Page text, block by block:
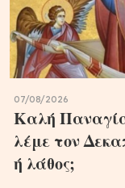
07/08/2026
Καλή
λέμε τον
ή λάθος;